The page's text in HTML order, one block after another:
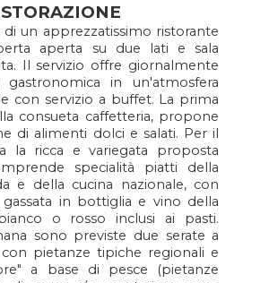
un apprezzatissimo ristorante
aperta su due lati e sala
Il servizio offre giornalmente
gastronomica in un'atmosfera
con servizio a buffet. La prima
consueta caffetteria, propone
di alimenti dolci e salati. Per il
la ricca e variegata proposta
specialità piatti della
e della cucina nazionale, con
in bottiglia e vino della
o rosso inclusi ai pasti.
sono previste due serate a
pietanze tipiche regionali e
a base di pesce (pietanze